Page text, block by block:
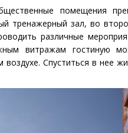
помещения
тренажерный зал, во
различные
витражам гостиную
Спуститься в нее